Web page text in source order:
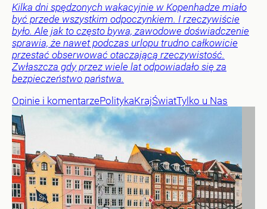
Kilka dni spędzonych wakacyjnie w Kopenhadze miało
być przede wszystkim odpoczynkiem. I rzeczywiście
było. Ale jak to często bywa, zawodowe doświadczenie
sprawia, że nawet podczas urlopu trudno całkowicie
przestać obserwować otaczającą rzeczywistość.
Zwłaszcza gdy przez wiele lat odpowiadało się za
bezpieczeństwo państwa.
Opinie i komentarzePolitykaKrajŚwiatTylko u Nas